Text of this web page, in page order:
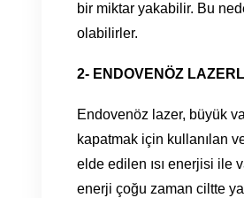
bir miktar yakabilir. Bu
olabilirler.
2- ENDOVENÖZ
Endovenöz lazer, büyük
kapatmak için kullanılan
elde edilen ısı enerjisi ile
enerji çoğu zaman ciltte